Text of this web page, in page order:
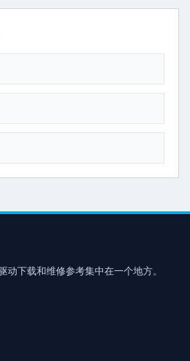
动下载和维修参考集中在一个地方。